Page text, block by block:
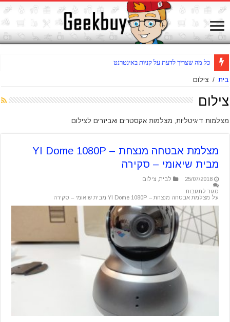
שואב שוט
בית / צילום
צילום
מצלמות דיגיטליות, מצלמות אקסטרים ואביזרים לצילום
מצלמת אבטחה מנצחת – YI Dome 1080P
מבית שיאומי – סקירה
25/07/2018 לבית ,צילום
סגור לתגובות
על מצלמת אבטחה מנצחת – YI Dome 1080P מבית שיאומי – סקירה